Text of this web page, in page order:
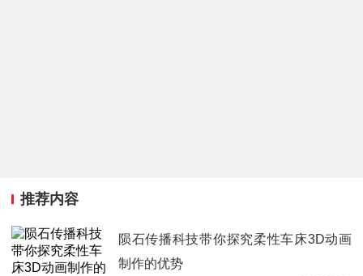
推荐内容
陨石传播科技带你探究柔性车床3D动画
制作的优势